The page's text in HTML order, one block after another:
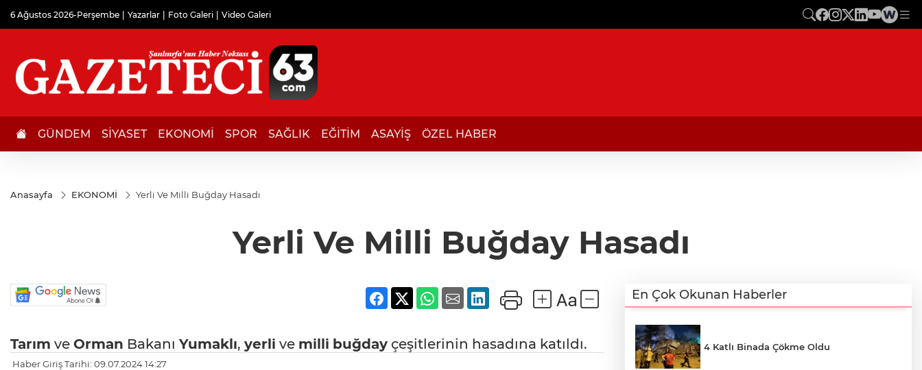
6 Ağustos 2026-Perşembe Yazarlar Foto Galeri Video Galeri
GÜNDEM SİYASET EKONOMİ SPOR SAĞLIK EĞİTİM ASAYİŞ ÖZEL HABER
Anasayfa EKONOMİ Yerli Ve Milli Buğday Hasadı
Yerli Ve Milli Buğday Hasadı
Tarım ve Orman Bakanı Yumaklı, yerli ve milli buğday çeşitlerinin hasadına katıldı.
Haber Giriş Tarihi: 09.07.2024 14:27
En Çok Okunan Haberler
4 Katlı Binada Çökme Oldu